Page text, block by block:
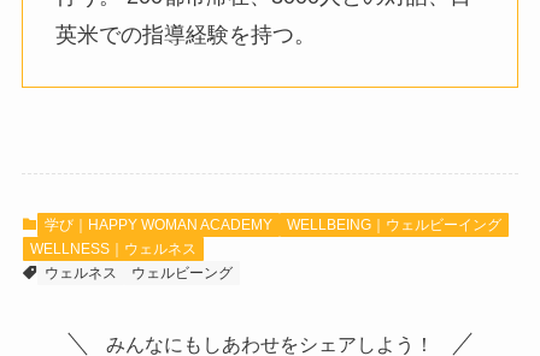
英米での指導経験を持つ。
学び｜HAPPY WOMAN ACADEMY
WELLBEING｜ウェルビーイング
WELLNESS｜ウェルネス
ウェルネス
ウェルビーング
みんなにもしあわせをシェアしよう！